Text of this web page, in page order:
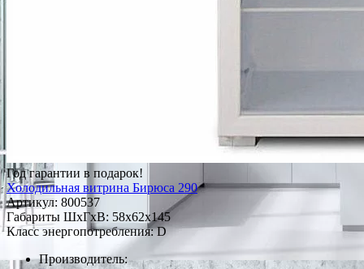
Год гарантии в подарок!
Холодильная витрина Бирюса 290
Артикул: 800537
Габариты ШxГxВ: 58x62x145
Класс энергопотребления: D
Производитель: